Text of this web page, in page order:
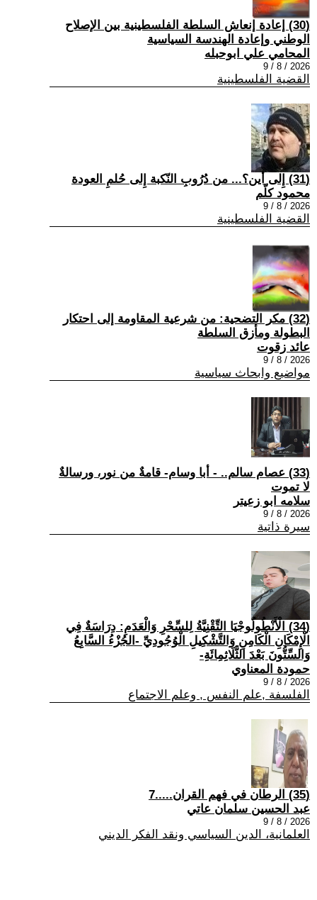
(30) إعادة إنعاش السلطة الفلسطينية بين الإصلاح
الوطني وإعادة الهندسة السياسية
المحامي علي ابوحبله
2026 / 8 / 9
القضية الفلسطينية
(31) إِلى أين؟... من دُرُوبِ النّكبة إِلى حُلمِ العودة
محمود كلّم
2026 / 8 / 9
القضية الفلسطينية
(32) مكر التضحية: من شرعية المقاومة إلى احتكار
البطولة ومأزق السلطة
عائد زقوت
2026 / 8 / 9
مواضيع وابحاث سياسية
(33) عصام سالم.. - أبا وسام- قامةٌ من نور، ورسالةٌ
لا تموت
سلامه ابو زعيتر
2026 / 8 / 9
سيرة ذاتية
(34) الْأَنْطُولُوجْيَا التِّقْنِيَّةُ لِلسِّحْرِ وَالْعَدَمِ: دِرَاسَةٌ فِي
الْإِمْكَانِ الْكَامِنِ وَالتَّشْكِيلِ الْوُجُودِيِّ -الجُزْءُ السَّابِعُ
وَالسِّتُّونَ بَعْدَ الثَّلَاثِمِائَةِ-
حمودة المعناوي
2026 / 8 / 9
الفلسفة ,علم النفس , وعلم الاجتماع
(35) الرطان في فهم القران.....7
عبد الحسين سلمان عاتي
2026 / 8 / 9
العلمانية، الدين السياسي ونقد الفكر الديني